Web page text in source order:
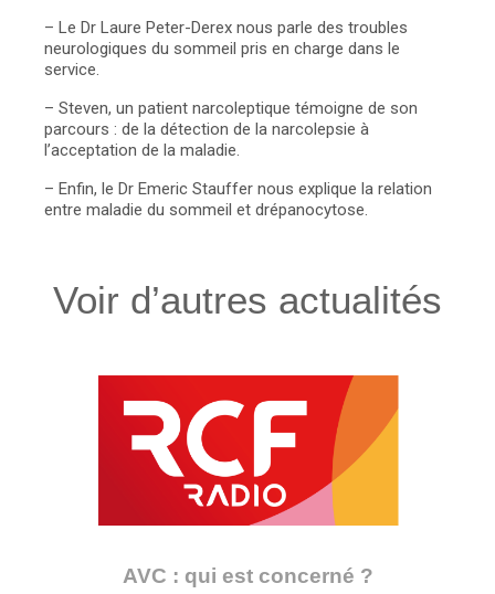
– Le Dr Laure Peter-Derex nous parle des troubles
neurologiques du sommeil pris en charge dans le
service.
– Steven, un patient narcoleptique témoigne de son
parcours : de la détection de la narcolepsie à
l’acceptation de la maladie.
– Enfin, le Dr Emeric Stauffer nous explique la relation
entre maladie du sommeil et drépanocytose.
Voir d’autres actualités
AVC : qui est concerné ?